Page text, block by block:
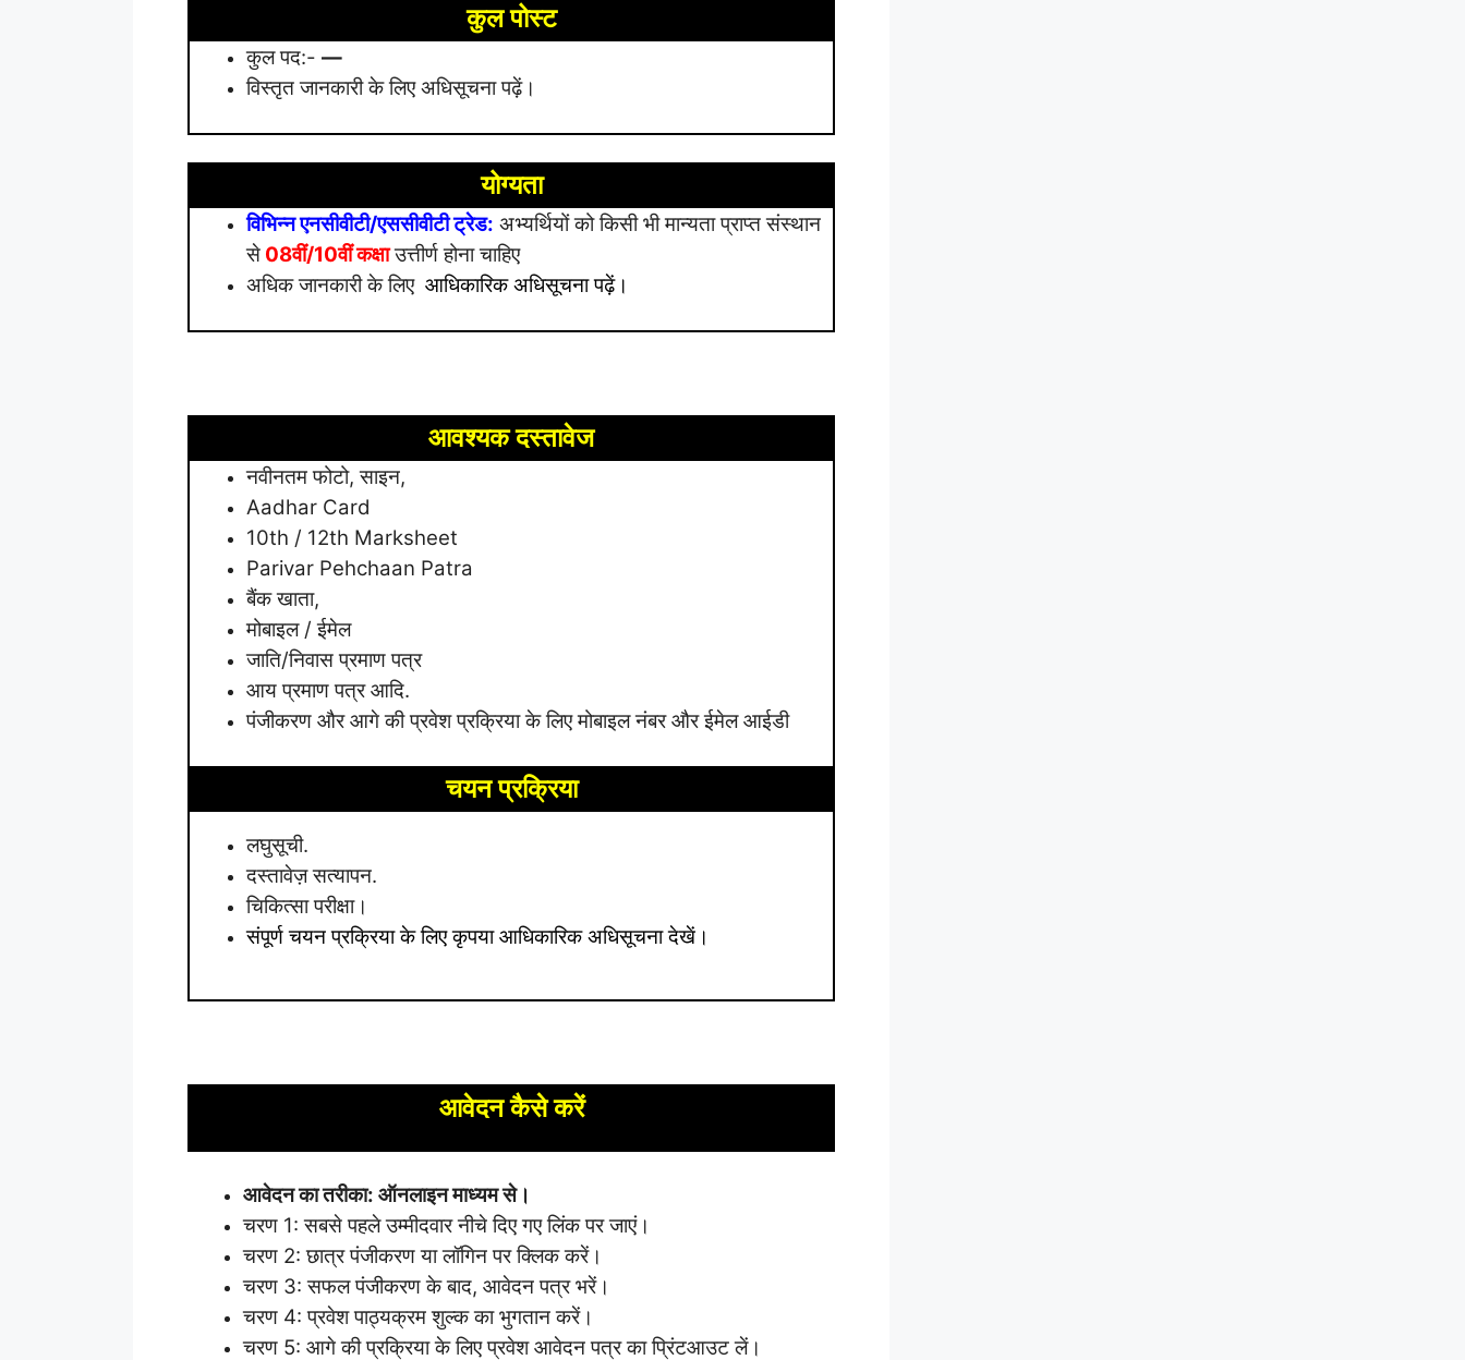
कुल पोस्ट
कुल पद:- —
विस्तृत जानकारी के लिए अधिसूचना पढ़ें।
योग्यता
विभिन्न एनसीवीटी/एससीवीटी ट्रेड: अभ्यर्थियों को किसी भी मान्यता प्राप्त संस्थान
से 08वीं/10वीं कक्षाउत्तीर्ण होना चाहिए
अधिक जानकारी के लिए आधिकारिक अधिसूचना पढ़ें।
आवश्यक दस्तावेज
नवीनतम फोटो, साइन,
Aadhar Card
10th / 12th Marksheet
Parivar Pehchaan Patra
बैंक खाता,
मोबाइल / ईमेल
जाति/निवास प्रमाण पत्र
आय प्रमाण पत्र आदि.
पंजीकरण और आगे की प्रवेश प्रक्रिया के लिए मोबाइल नंबर और ईमेल आईडी
चयन प्रक्रिया
लघुसूची.
दस्तावेज़ सत्यापन.
चिकित्सा परीक्षा।
संपूर्ण चयन प्रक्रिया के लिए कृपया आधिकारिक अधिसूचना देखें।
आवेदन कैसे करें
आवेदन का तरीका: ऑनलाइन माध्यम से।
चरण 1: सबसे पहले उम्मीदवार नीचे दिए गए लिंक पर जाएं।
चरण 2: छात्र पंजीकरण या लॉगिन पर क्लिक करें।
चरण 3: सफल पंजीकरण के बाद, आवेदन पत्र भरें।
चरण 4: प्रवेश पाठ्यक्रम शुल्क का भुगतान करें।
चरण 5: आगे की प्रक्रिया के लिए प्रवेश आवेदन पत्र का प्रिंटआउट लें।